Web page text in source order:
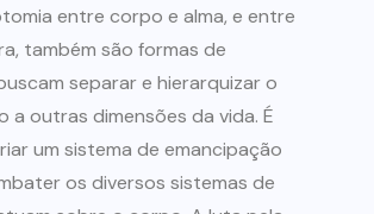
entre corpo e alma, e entre
também são formas de
separar e hierarquizar o
a outras dimensões da vida. É
um sistema de emancipação
os diversos sistemas de